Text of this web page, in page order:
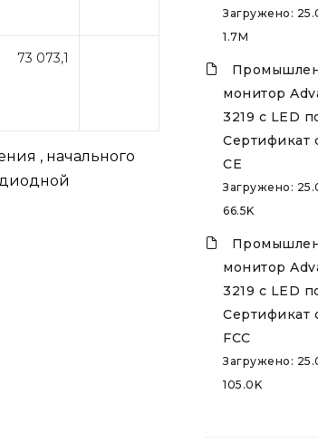
73 073,1
, начального
Загружено:
1.7M
монитор
3219 с LED
Сертификат
CE
Загружено:
66.5K
монитор
3219 с LED
Сертификат
FCC
Загружено:
105.0K